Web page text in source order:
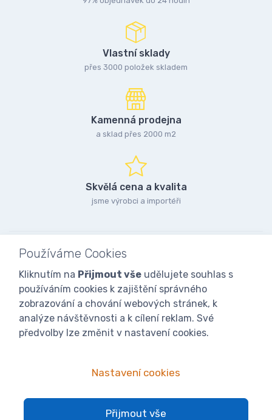
Vlastní sklady
přes 3000 položek skladem
Kamenná prodejna
a sklad přes 2000 m2
Skvělá cena a kvalita
jsme výrobci a importéři
fanoušky: Včelařské potřeby - www.ivcelarstvi.cz
Používáme Cookies
Kliknutím na Přijmout vše udělujete souhlas s
používáním cookies k zajištění správného
zobrazování a chování webových stránek, k
analýze návštěvnosti a k cílení reklam. Své
předvolby lze změnit v nastavení cookies.
Nastavení cookies
Přijmout vše